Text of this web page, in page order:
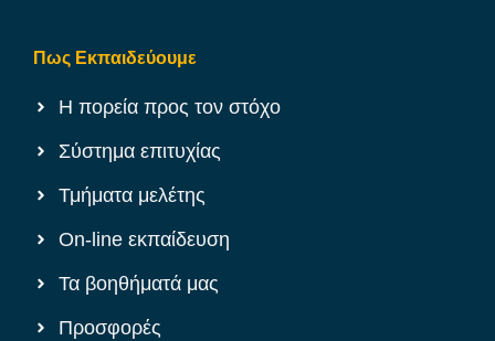
Πως Εκπαιδεύουμε
Η πορεία προς τον στόχο
Σύστημα επιτυχίας
Τμήματα μελέτης
On-line εκπαίδευση
Τα βοηθήματά μας
Προσφορές